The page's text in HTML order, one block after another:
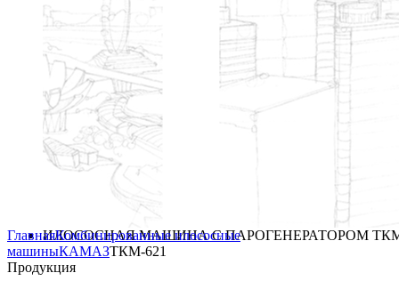
ИЛОСОСНАЯ МАШИНА С ПАРОГЕНЕРАТОРОМ
ГлавнаяКомбинированные илососные
машиныКАМАЗТКМ-621
Продукция